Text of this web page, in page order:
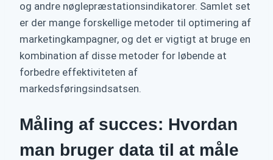
og andre nøglepræstationsindikatorer. Samlet set
er der mange forskellige metoder til optimering af
marketingkampagner, og det er vigtigt at bruge en
kombination af disse metoder for løbende at
forbedre effektiviteten af
markedsføringsindsatsen.
Måling af succes: Hvordan
man bruger data til at måle